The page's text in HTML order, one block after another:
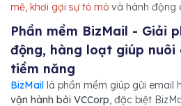
mẽ, khơi gợi sự tò mò và hành động
Phần mềm BizMail - Giải
động, hàng loạt giúp nuôi
tiềm năng
BizMail là phần mềm giúp gửi email
vận hành bởi VCCorp, đặc biệt